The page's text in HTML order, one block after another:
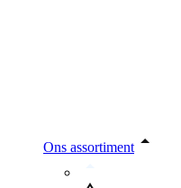
Ons assortiment